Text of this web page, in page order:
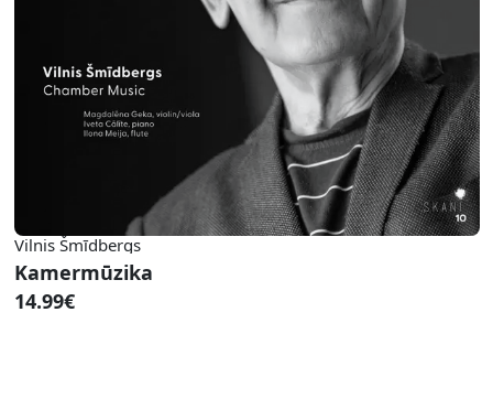
Vilnis Šmīdbergs
Kamermūzika
14.99€